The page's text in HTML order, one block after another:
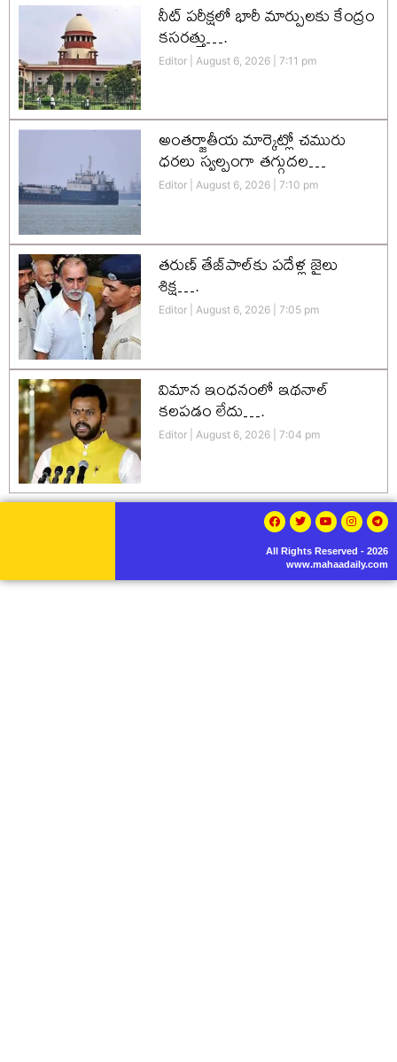
నీట్ పరీక్షలో భారీ మార్పులకు కేంద్రం
కసరత్తు….
Editor August 6, 2026 7:11 pm
అంతర్జాతీయ మార్కెట్లో చమురు
ధరలు స్వల్పంగా తగ్గుదల…
Editor August 6, 2026 7:10 pm
తరుణ్ తేజ్‌పాల్‌కు పదేళ్ల జైలు
శిక్ష….
Editor August 6, 2026 7:05 pm
విమాన ఇంధనంలో ఇథనాల్
కలపడం లేదు….
Editor August 6, 2026 7:04 pm
All Rights Reserved - 2026
www.mahaadaily.com